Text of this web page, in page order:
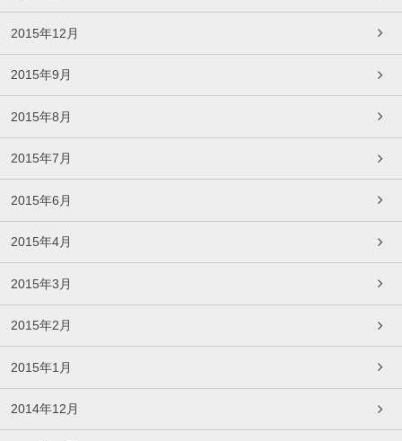
2015年12月
2015年9月
2015年8月
2015年7月
2015年6月
2015年4月
2015年3月
2015年2月
2015年1月
2014年12月